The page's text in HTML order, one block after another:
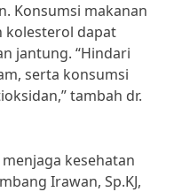
Konsumsi makanan
kolesterol dapat
jantung. “Hindari
serta konsumsi
tambah dr.
kesehatan
Irawan, Sp.KJ,